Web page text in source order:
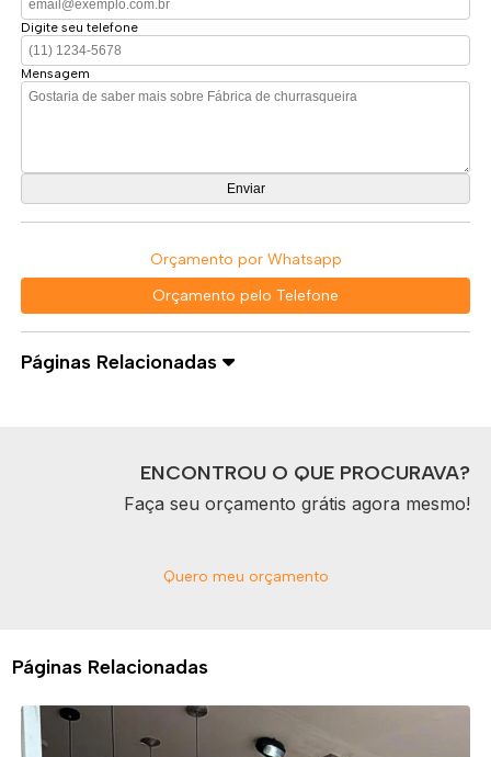
Digite seu telefone
Mensagem
Orçamento por Whatsapp
Orçamento pelo Telefone
Páginas Relacionadas
ENCONTROU O QUE PROCURAVA?
Faça seu orçamento grátis agora mesmo!
Quero meu orçamento
Páginas Relacionadas